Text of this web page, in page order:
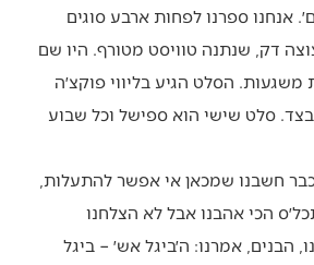
אנחנו ספרנו לפחות ארבע סוגים
דק, שנתנה טוויסט מטורף. היו שם
משגעות. הסלט הגיע בליווי פוקצ׳ה
סלט שישי הוא ספישל וכל שבוע
חשבנו שמכאן אי אפשר להתעלות,
הכי אהבנו אבל לא הצלחנו
הבנים, אמרנו: ה׳ביגל אש׳ – ביגל